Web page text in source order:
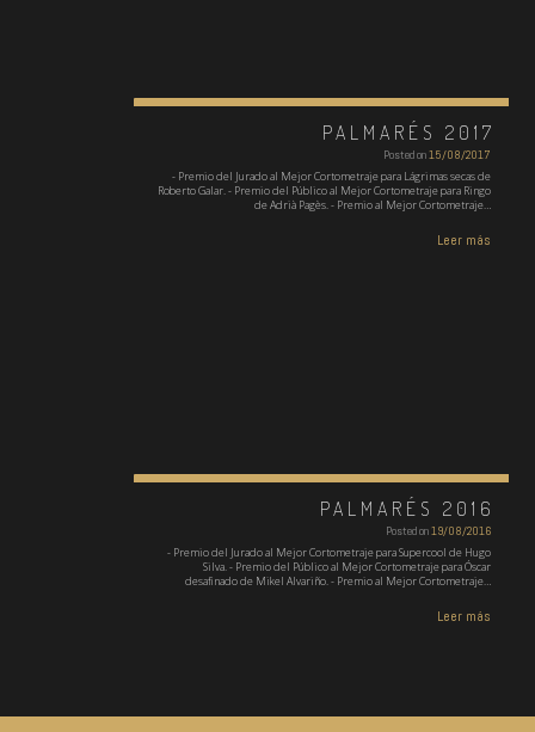
PALMARÉS 2017
Posted on15/08/2017
- Premio del Jurado al Mejor Cortometraje para Lágrimas secas de
Roberto Galar. - Premio del Público al Mejor Cortometraje para Ringo
de Adrià Pagès. - Premio al Mejor Cortometraje…
Leer más
PALMARÉS 2016
Posted on19/08/2016
- Premio del Jurado al Mejor Cortometraje para Supercool de Hugo
Silva. - Premio del Público al Mejor Cortometraje para Óscar
desafinado de Mikel Alvariño. - Premio al Mejor Cortometraje…
Leer más